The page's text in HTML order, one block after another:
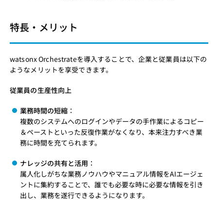
特長・メリット
watsonx Orchestrateを導入することで、企業と従業員は以下の
ようなメリットを享受できます。
従業員の生産性向上
業務時間の短縮 ：
複数のシステムへのログインやデータの手作業によるコピー
＆ペーストといった反復作業がなくなり、本来注力すべき業
務に時間を充てられます。
ナレッジの共有と活用 ：
属人化しがちな業務ノウハウやマニュアル情報をAIエージェ
ントに集約することで、誰でも必要な時に必要な情報を引き
出し、業務を遂行できるようになります。